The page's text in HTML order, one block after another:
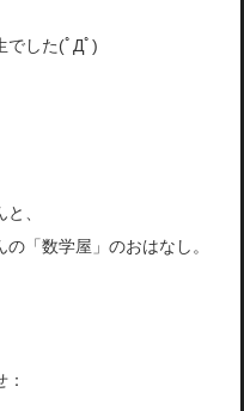
でした(ﾟДﾟ)
、
「数学屋」のおはなし。